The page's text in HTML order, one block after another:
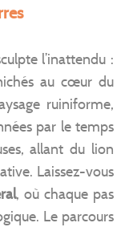
l’inattendu :
au cœur du
ruiniforme,
par le temps
allant du lion
Laissez-vous
, où chaque pas
Le parcours